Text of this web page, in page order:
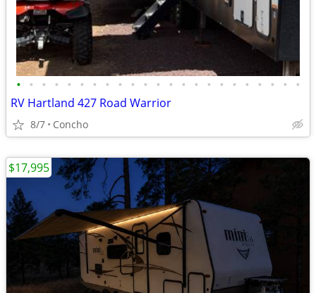
• • • • • • • • • • • • • • • • • • • • • • •
RV Hartland 427 Road Warrior
8/7 Concho
$17,995